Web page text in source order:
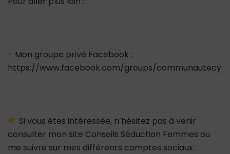
– Mon groupe privé Facebook :
https://www.facebook.com/groups/
Si vous êtes intéressée, n’hésitez pas à venir
consulter mon site Conseils Séduction Femmes ou
me suivre sur mes différents comptes sociaux :